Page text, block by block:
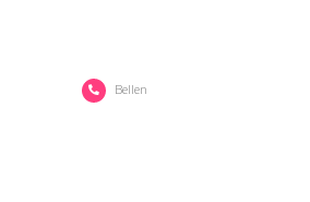
Bellen